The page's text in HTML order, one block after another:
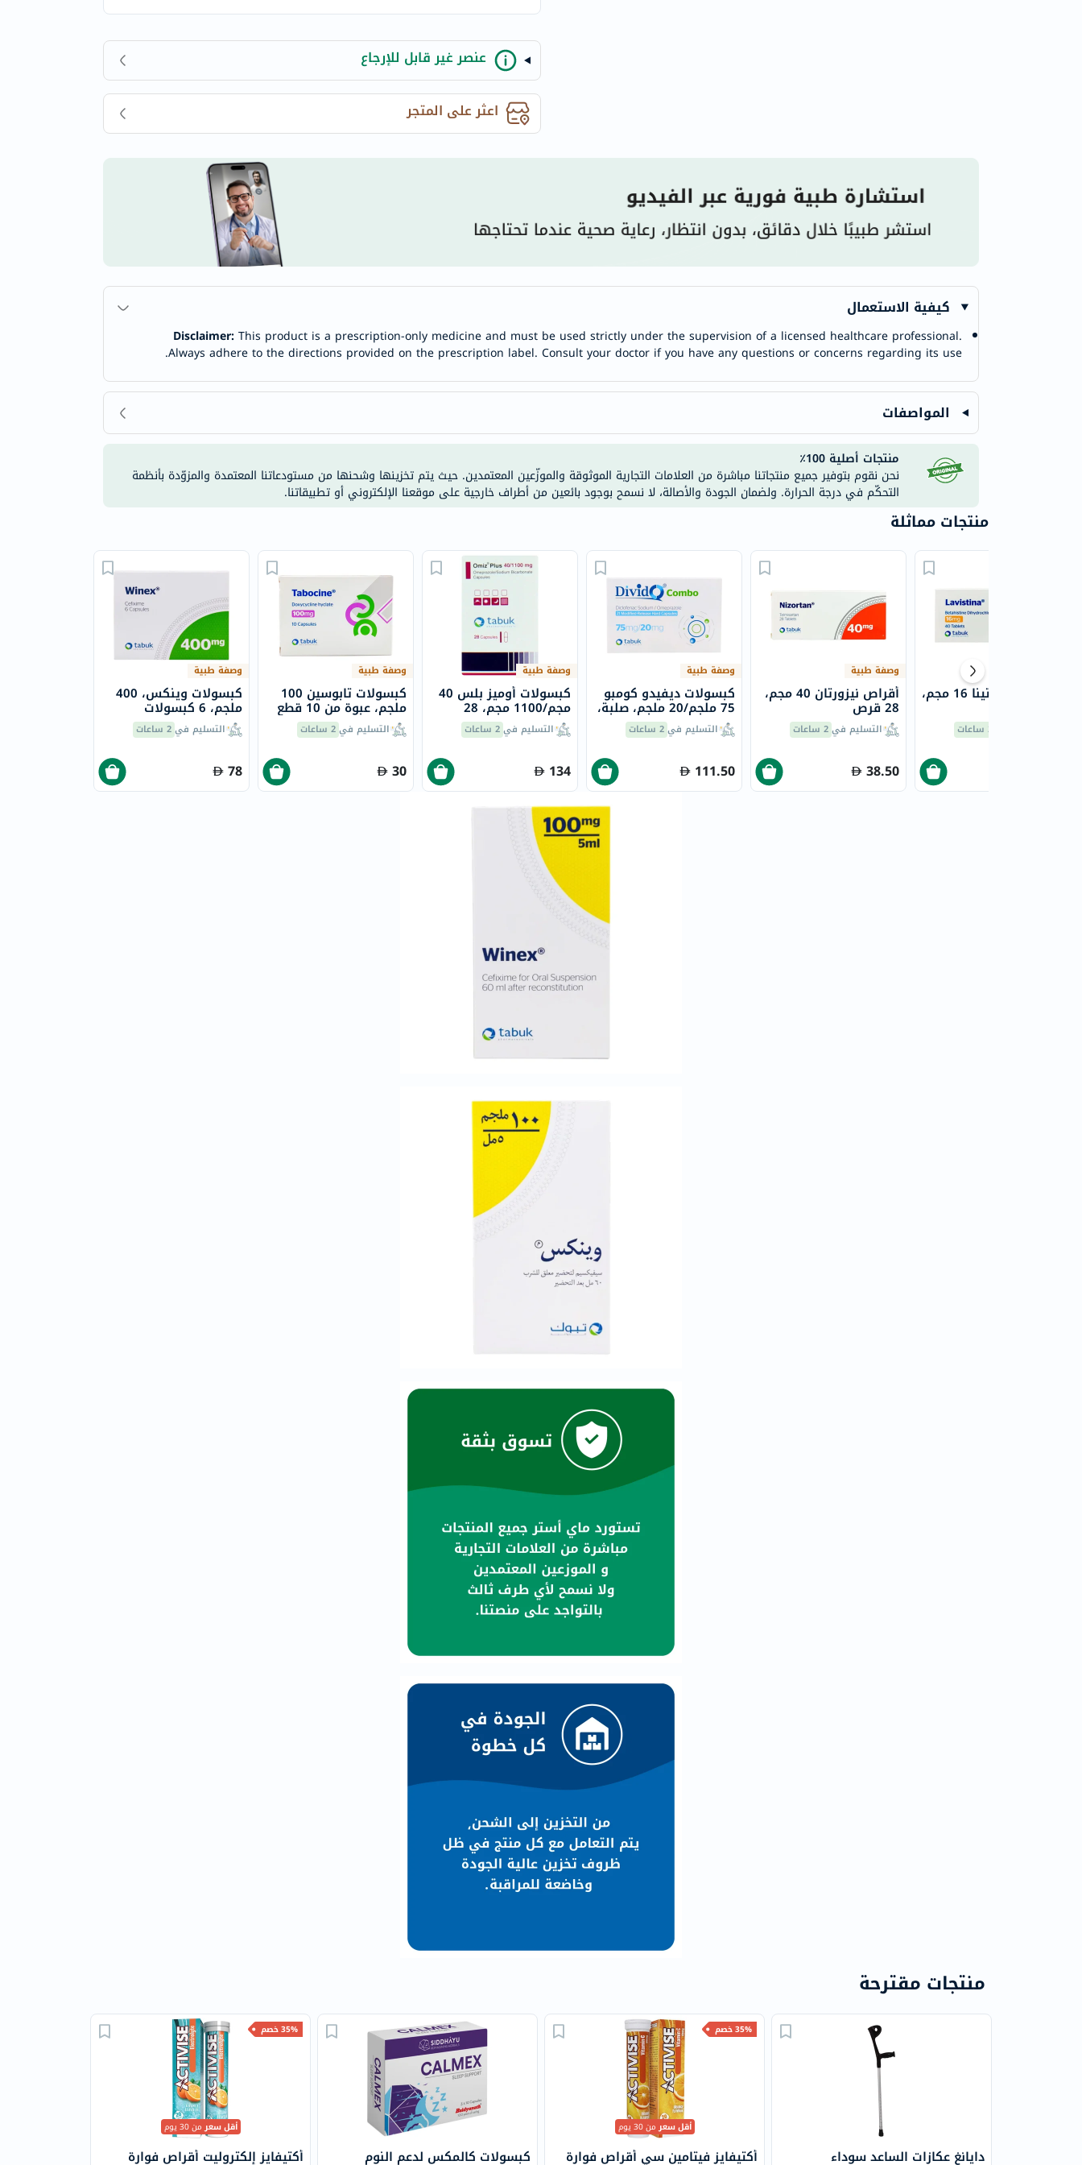
chek
activise
acuvue
annemarie-
borlind
freestylelibre
cetaphil
cerave
mustela
celimax
theordinary
K18
planet-
paleo
optimumnutrition
olaplex
solaray
vitalproteins
optibac
OMRON
fino
Goongbe
doppelherz
NMN
essence
Biochem
SVR
الصحة
والمكملات
العناية
الصحية
الوزن
فحص
صحي
روتيني
الصحي
Original
الصحية
والشعر
والذاكرة
صحة
القلب
دعم
مرضى
دعم
البولية
دعم
صحة
الفيتامينات
مالتي
فيتامين
فيتامين
فيتامين
الحديد
عنصر غير قابل للإرجاع
اعثر على المتجر
كيفية الاستعمال
Disclaimer:This product is a prescription-only medicine and must be used strictly under the supervision of a licensed healthcare professional.
Always adhere to the directions provided on the prescription label. Consult your doctor if you have any questions or concerns regarding its use.
المواصفات
منتجات أصلية 100٪
نحن نقوم بتوفير جميع منتجاتنا مباشرة من العلامات التجارية الموثوقة والموزّعين المعتمدين. حيث يتم تخزينها وشحنها من مستودعاتنا المعتمدة والمزوّدة بأنظمة
التحكّم في درجة الحرارة. ولضمان الجودة والأصالة، لا نسمح بوجود بائعين من أطراف خارجية على موقعنا الإلكتروني أو تطبيقاتنا.
منتجات مماثلة
وصفة طبية
كبسولات وينكس، 400
ملجم، 6 كبسولات
التسليم في2 ساعات
78
وصفة طبية
كبسولات تابوسين 100
ملجم، عبوة من 10 قطع
التسليم في2 ساعات
30
وصفة طبية
كبسولات أوميز بلس 40
مجم/1100 مجم، 28
كبسولة
التسليم في2 ساعات
134
وصفة طبية
كبسولات ديفيدو كومبو
75 ملجم/20 ملجم، صلبة،
21 كبسولةالتسليم في2 ساعات
111.50
وصفة طبية
أقراص نيزورتان 40 مجم،
28 قرص
التسليم في2 ساعات
38.50
أقراص لافيستينا 16 مجم،
2 ساعات
منتجات مقترحة
دايانغ عكازات الساعد سوداء
35% خصم
أقل سعرمن 30 يوم
أكتيفايز فيتامين سي أقراص فوارة كبسولات كالمكس لدعم النوم
35% خصم
أقل سعرمن 30 يوم
أكتيفايز إلكتروليت أقراص فوارة